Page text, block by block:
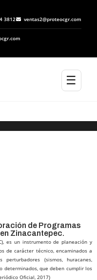
3812 ventas2@proteocgr.com
☰
de Programas
Zinacantepec.
es un instrumento de planeación y
de carácter técnico, encaminados a
(sismos, huracanes,
determinados, que deben cumplir los
Oficial, 2017)